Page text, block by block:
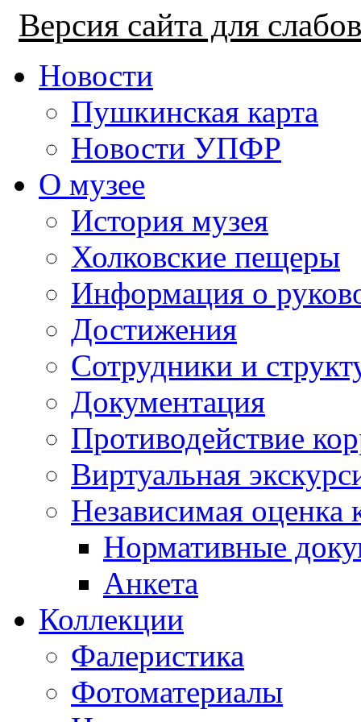
Версия сайта для
Новости
Пушкинская карта
Новости УПФР
О музее
История музея
Холковские пещеры
Информация о
Достижения
Сотрудники и
Документация
Противодействие
Виртуальная
Независимая оценка
Нормативные
Анкета
Коллекции
Фалеристика
Фотоматериалы